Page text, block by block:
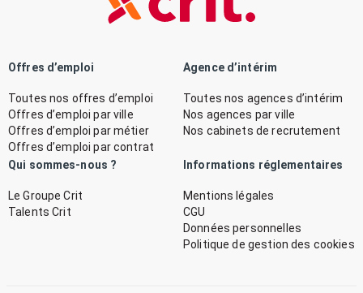
Offres d’emploi
Toutes nos offres d’emploi
Offres d’emploi par ville
Offres d’emploi par métier
Offres d’emploi par contrat
Agence d’intérim
Toutes nos agences d’intérim
Nos agences par ville
Nos cabinets de recrutement
Qui sommes-nous ?
Le Groupe Crit
Talents Crit
Informations réglementaires
Mentions légales
CGU
Données personnelles
Politique de gestion des cookies